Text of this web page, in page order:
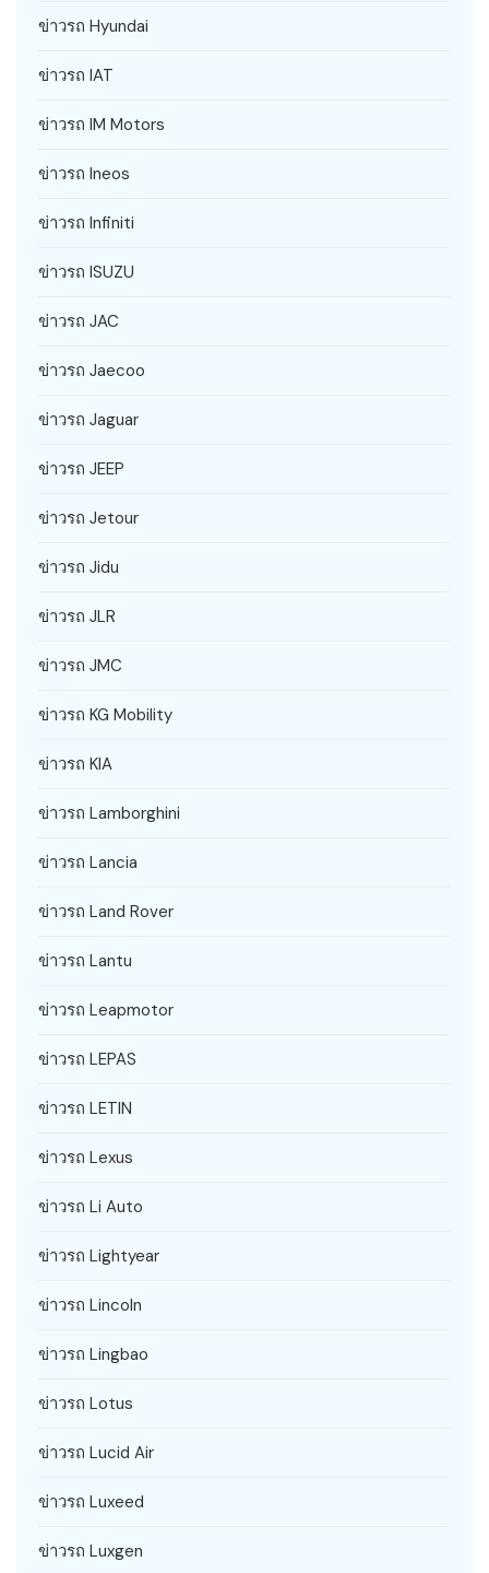
ข่าวรถ Hyundai
ข่าวรถ IAT
ข่าวรถ IM Motors
ข่าวรถ Ineos
ข่าวรถ Infiniti
ข่าวรถ ISUZU
ข่าวรถ JAC
ข่าวรถ Jaecoo
ข่าวรถ Jaguar
ข่าวรถ JEEP
ข่าวรถ Jetour
ข่าวรถ Jidu
ข่าวรถ JLR
ข่าวรถ JMC
ข่าวรถ KG Mobility
ข่าวรถ KIA
ข่าวรถ Lamborghini
ข่าวรถ Lancia
ข่าวรถ Land Rover
ข่าวรถ Lantu
ข่าวรถ Leapmotor
ข่าวรถ LEPAS
ข่าวรถ LETIN
ข่าวรถ Lexus
ข่าวรถ Li Auto
ข่าวรถ Lightyear
ข่าวรถ Lincoln
ข่าวรถ Lingbao
ข่าวรถ Lotus
ข่าวรถ Lucid Air
ข่าวรถ Luxeed
ข่าวรถ Luxgen